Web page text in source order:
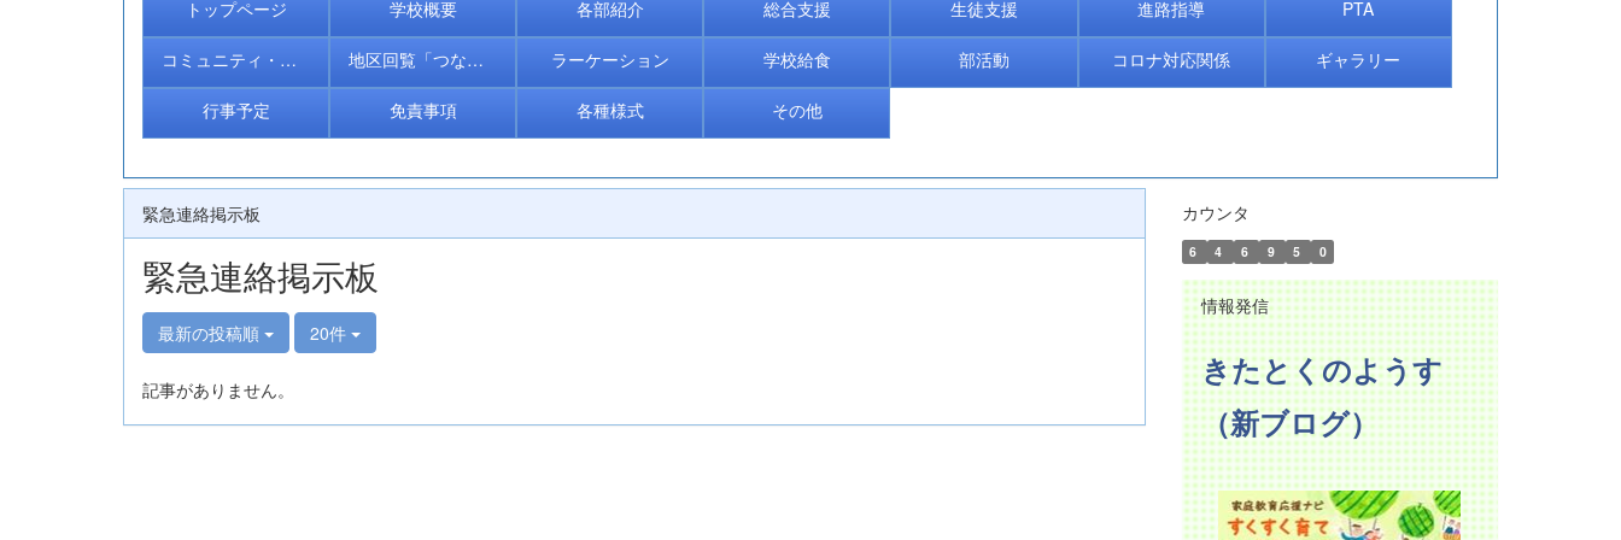
トップページ 学校概要 各部紹介 総合支援 生徒支援 進路指導 PTA
コミュニティ・スクール 地区回覧「つながる＠きたとく」 ラーケーション 学校給食 部活動 コロナ対応関係 ギャラリー
行事予定 免責事項 各種様式 その他
緊急連絡掲示板
緊急連絡掲示板
最新の投稿順 20件
記事がありません。
カウンタ
6 4 6 9 5 0
情報発信
きたとくのようす
（新ブログ）